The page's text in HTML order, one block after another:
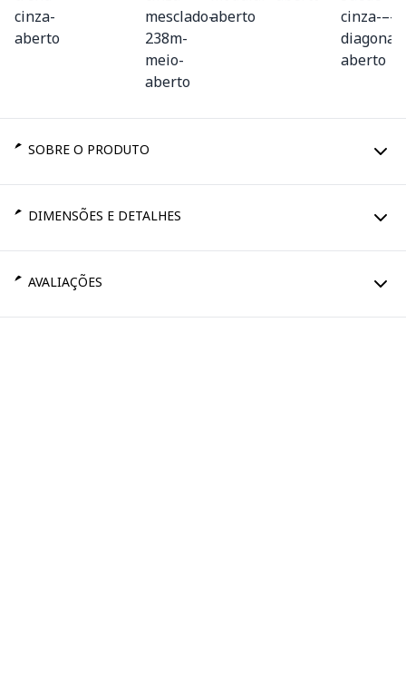
SOBRE O PRODUTO
DIMENSÕES E DETALHES
AVALIAÇÕES